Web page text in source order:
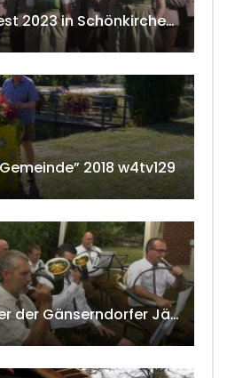
Bezirksmusikfest 2023 in Schönkirchen-Reyersdorf
2018 w4tv129
11. Jagdheuriger der Gänserndorfer Jäger 2020 w4tv166